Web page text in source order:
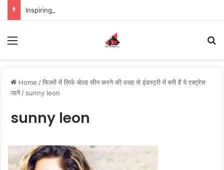
Home /फिल्मों में सिर्फ बोल्ड सीन करने की वजह से इंडस्ट्री में बनी हैं ये एक्ट्रेस
जानें / sunny leon
sunny leon